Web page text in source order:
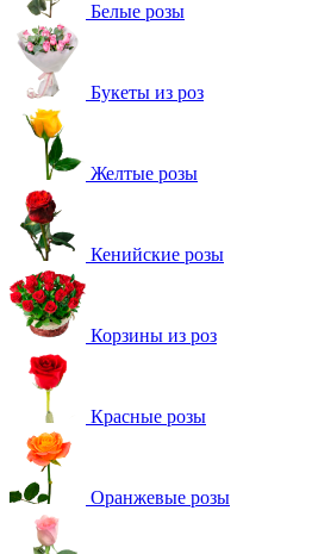
Белые розы
Букеты из роз
Желтые розы
Кенийские розы
Корзины из роз
Красные розы
Оранжевые розы